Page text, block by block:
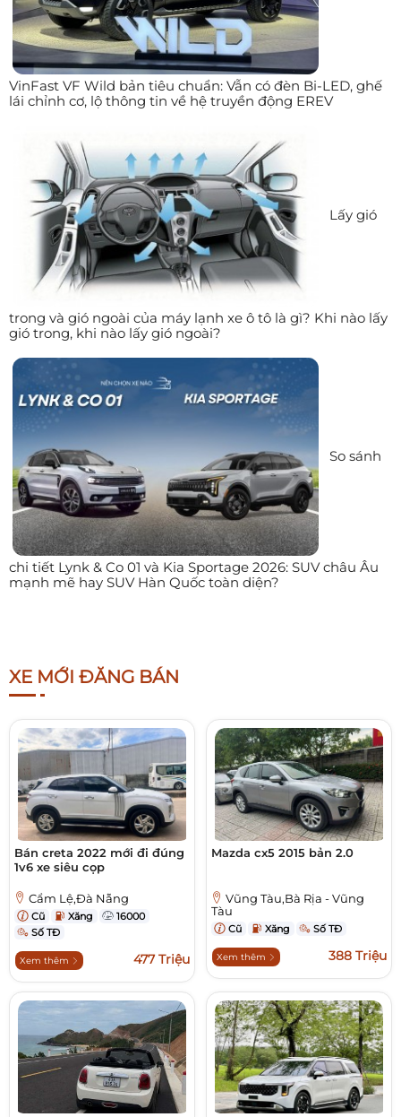
VinFast VF Wild bản tiêu chuẩn: Vẫn có đèn Bi-LED, ghế
lái chỉnh cơ, lộ thông tin về hệ truyền động EREV
Lấy gió
trong và gió ngoài của máy lạnh xe ô tô là gì? Khi nào lấy
gió trong, khi nào lấy gió ngoài?
So sánh
chi tiết Lynk & Co 01 và Kia Sportage 2026: SUV châu Âu
mạnh mẽ hay SUV Hàn Quốc toàn diện?
XE MỚI ĐĂNG BÁN
Bán creta 2022 mới đi đúng
1v6 xe siêu cọp
Cẩm Lệ,Đà Nẵng
Cũ Xăng
16000
Số TĐ
Xem thêm 477 Triệu
Mazda cx5 2015 bản 2.0
Vũng Tàu,Bà Rịa - Vũng
Tàu
Cũ Xăng Số TĐ
Xem thêm 388 Triệu